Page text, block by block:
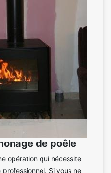
de poêle
opération qui nécessite
professionnel. Si vous ne